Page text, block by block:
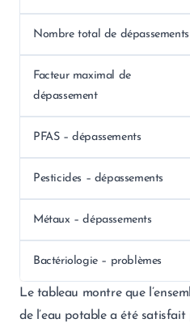
Nombre total de dépassements
Facteur maximal de
dépassement
PFAS – dépassements
Pesticides – dépassements
Métaux – dépassements
Bactériologie – problèmes
Le tableau montre que
de l’eau potable a été satisfait